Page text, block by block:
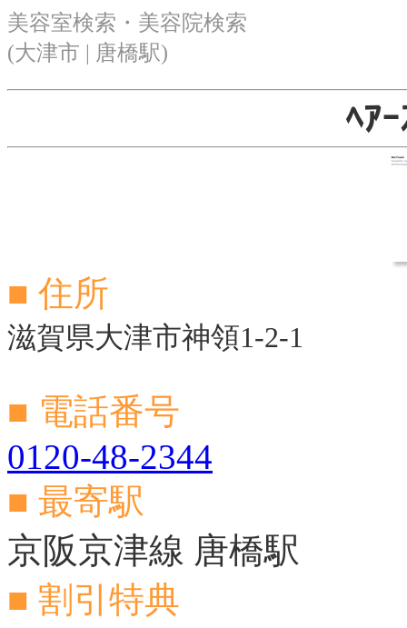
美容室検索・美容院検索
(大津市 | 唐橋駅)
ﾍｱ
■ 住所
滋賀県大津市神領1-2-1
■ 電話番号
0120-48-2344
■ 最寄駅
京阪京津線 唐橋駅
■ 割引特典